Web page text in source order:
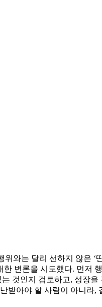
와는 달리 선하지 않은 ‘
변론을 시도했다. 먼저
것인지 검토하고, 성장
아야 할 사람이 아니라